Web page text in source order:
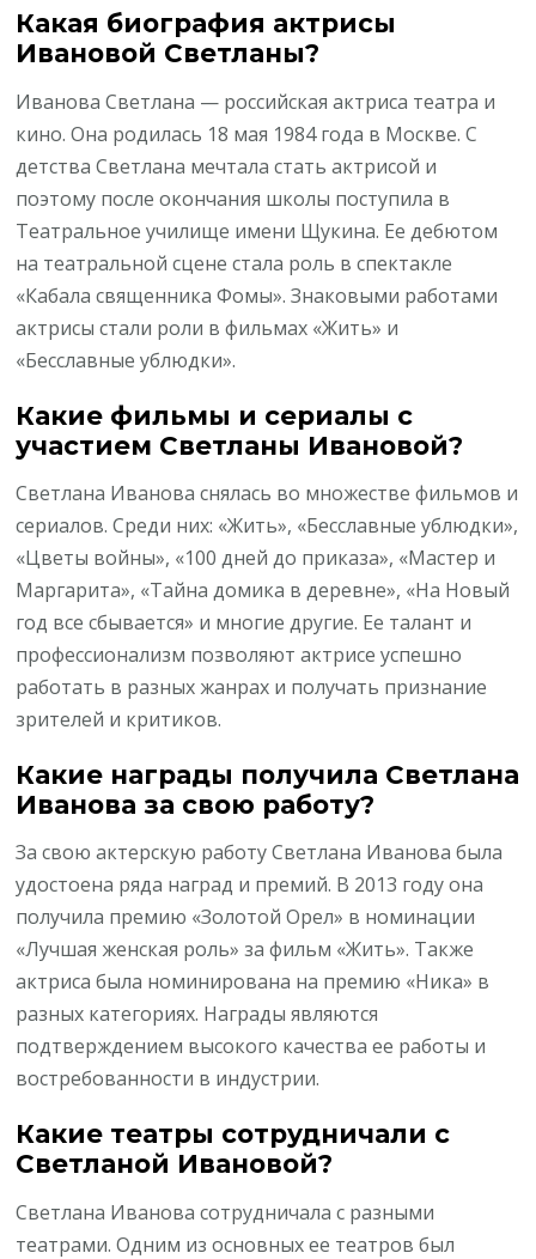
Какая биография актрисы
Ивановой Светланы?
Иванова Светлана — российская актриса театра и
кино. Она родилась 18 мая 1984 года в Москве. С
детства Светлана мечтала стать актрисой и
поэтому после окончания школы поступила в
Театральное училище имени Щукина. Ее дебютом
на театральной сцене стала роль в спектакле
«Кабала священника Фомы». Знаковыми работами
актрисы стали роли в фильмах «Жить» и
«Бесславные ублюдки».
Какие фильмы и сериалы с
участием Светланы Ивановой?
Светлана Иванова снялась во множестве фильмов и
сериалов. Среди них: «Жить», «Бесславные ублюдки»,
«Цветы войны», «100 дней до приказа», «Мастер и
Маргарита», «Тайна домика в деревне», «На Новый
год все сбывается» и многие другие. Ее талант и
профессионализм позволяют актрисе успешно
работать в разных жанрах и получать признание
зрителей и критиков.
Какие награды получила Светлана
Иванова за свою работу?
За свою актерскую работу Светлана Иванова была
удостоена ряда наград и премий. В 2013 году она
получила премию «Золотой Орел» в номинации
«Лучшая женская роль» за фильм «Жить». Также
актриса была номинирована на премию «Ника» в
разных категориях. Награды являются
подтверждением высокого качества ее работы и
востребованности в индустрии.
Какие театры сотрудничали с
Светланой Ивановой?
Светлана Иванова сотрудничала с разными
театрами. Одним из основных ее театров был